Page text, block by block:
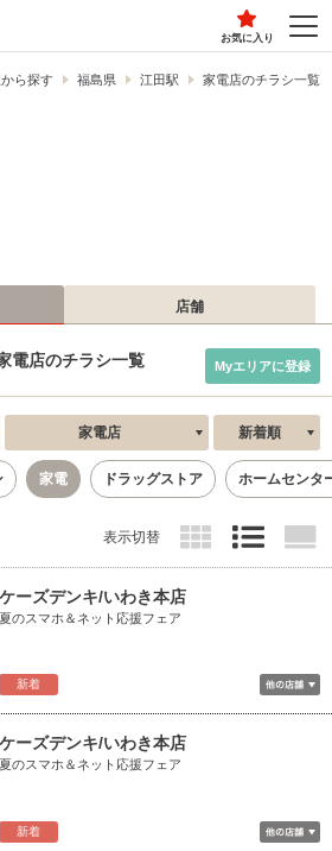
お気に入り
ら探す 福島県 江田駅 家電店のチラシ一覧
店舗
電店のチラシ一覧 Myエリアに登録
家電店 新着順
家電 ドラッグストア ホームセンタ
表示切替
新着
ケーズデンキ/いわき本店
夏のスマホ＆ネット応援フェア
新着
ケーズデンキ/いわき本店
夏のスマホ＆ネット応援フェア